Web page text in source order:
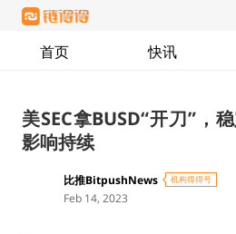
首页 快讯
美SEC拿BUSD“开刀”，
影响持续
比推BitpushNews 机构得得号
Feb 14, 2023